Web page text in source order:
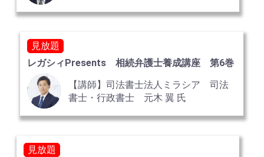
見放題
レガシィPresents 相続弁護士養成講座 第6巻
【講師】司法書士法人ミラシア 司法
書士・行政書士 元木 翼 氏
見放題